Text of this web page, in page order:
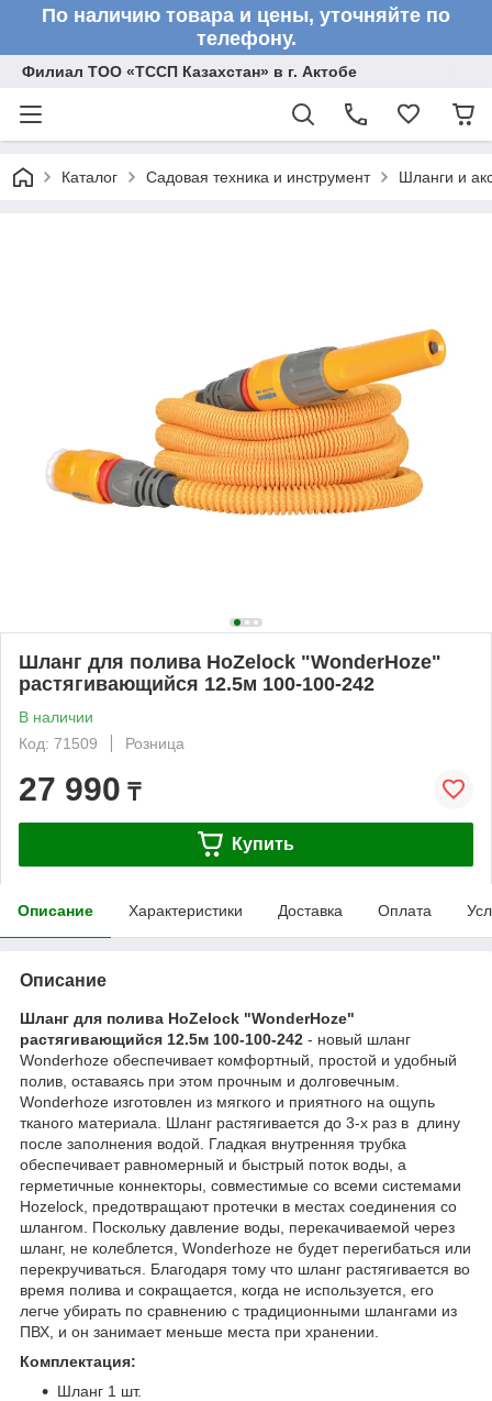
По наличию товара и цены, уточняйте по
телефону.
Филиал ТОО «ТССП Казахстан» в г. Актобе
Каталог Садовая техника и инструмент Шланги и
Шланг для полива HoZelock "WonderHoze"
растягивающийся 12.5м 100-100-242
В наличии
Код: 71509
Розница
27 990 ₸
Купить
Описание Характеристики Доставка Оплата
Описание
Шланг для полива HoZelock "WonderHoze"
растягивающийся 12.5м 100-100-242 - новый шланг
Wonderhoze обеспечивает комфортный, простой и удобный
полив, оставаясь при этом прочным и долговечным.
Wonderhoze изготовлен из мягкого и приятного на ощупь
тканого материала. Шланг растягивается до 3-х раз в длину
после заполнения водой. Гладкая внутренняя трубка
обеспечивает равномерный и быстрый поток воды, а
герметичные коннекторы, совместимые со всеми системами
Hozelock, предотвращают протечки в местах соединения со
шлангом. Поскольку давление воды, перекачиваемой через
шланг, не колеблется, Wonderhoze не будет перегибаться или
перекручиваться. Благодаря тому что шланг растягивается во
время полива и сокращается, когда не используется, его
легче убирать по сравнению с традиционными шлангами из
ПВХ, и он занимает меньше места при хранении.
Комплектация:
Шланг 1 шт.